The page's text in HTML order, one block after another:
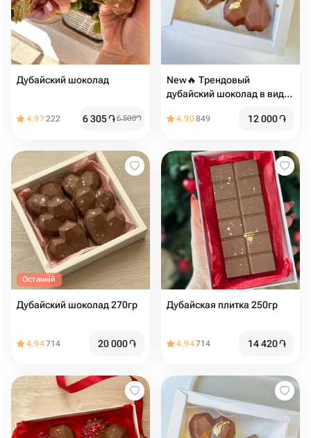
Дубайский шоколад
4.97222 6 305֏6 500֏
New🔥 Трендовый
дубайский шоколад в виде
4.90849 12 000֏
Останній
Дубайский шоколад 270гр
4.94714 20 000֏
Дубайская плитка 250гр
4.94714 14 420֏